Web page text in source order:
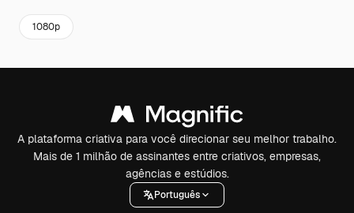
1080p
A plataforma criativa para você direcionar seu melhor trabalho.
Mais de 1 milhão de assinantes entre criativos, empresas,
agências e estúdios.
Português